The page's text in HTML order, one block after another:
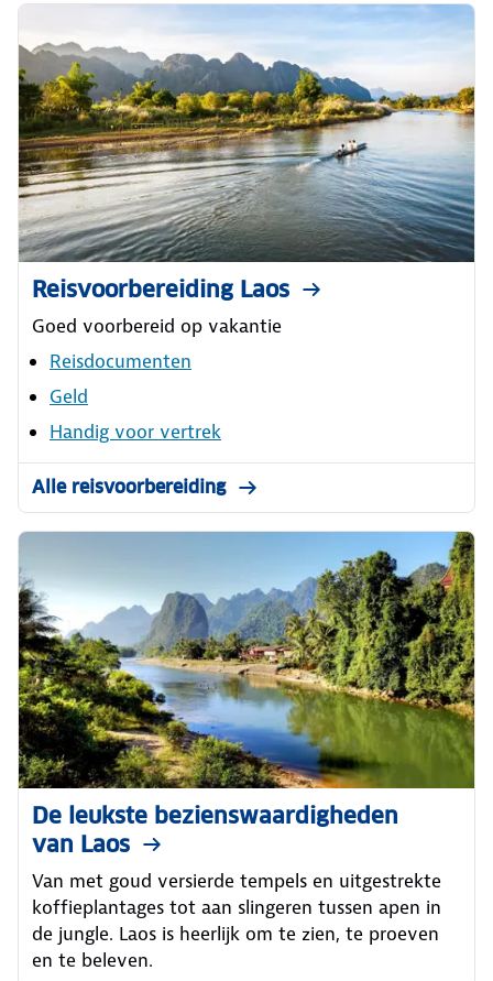
Reisvoorbereiding Laos
Goed voorbereid op vakantie
Reisdocumenten
Geld
Handig voor vertrek
Alle reisvoorbereiding
De leukste bezienswaardigheden
van Laos
Van met goud versierde tempels en uitgestrekte
koffieplantages tot aan slingeren tussen apen in
de jungle. Laos is heerlijk om te zien, te proeven
en te beleven.